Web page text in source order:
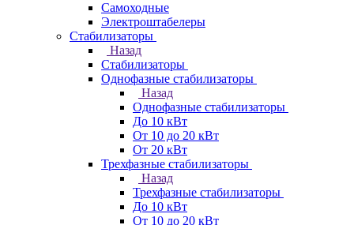
Самоходные
Электроштабелеры
Стабилизаторы
Назад
Стабилизаторы
Однофазные стабилизаторы
Назад
Однофазные стабилизаторы
До 10 кВт
От 10 до 20 кВт
От 20 кВт
Трехфазные стабилизаторы
Назад
Трехфазные стабилизаторы
До 10 кВт
От 10 до 20 кВт